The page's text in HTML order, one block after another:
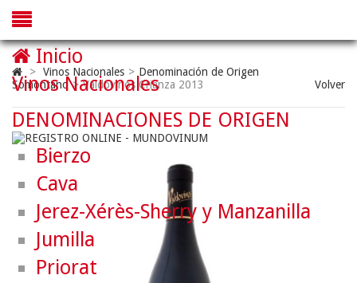
> Vinos Nacionales > Denominación de Origen
Somontano > Valdovinos Crianza 2013 Volver
Inicio
Vinos Nacionales
DENOMINACIONES DE ORIGEN
Bierzo
Cava
Jerez-Xérès-Sherry y Manzanilla
Jumilla
Priorat